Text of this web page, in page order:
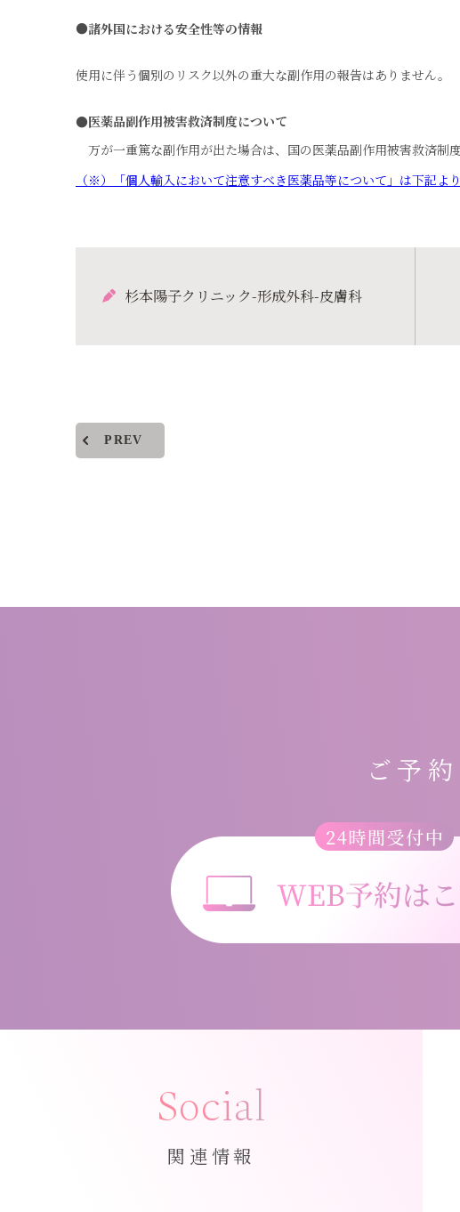
●諸外国における安全性等の情報
使用に伴う個別のリスク以外の重大な副作用の報告はありません。
●医薬品副作用被害救済制度について
万が一重篤な副作用が出た場合は、国の医薬品副作用被害救済制度
（※）「個人輸入において注意すべき医薬品等について」は下記よ
杉本陽子クリニック-形成外科-皮膚科
PREV
ご予
Social
関連情報